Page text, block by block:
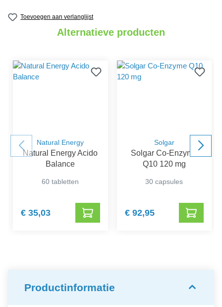
Toevoegen aan verlanglijst
Alternatieve producten
Natural Energy
Natural Energy Acido
Balance
60 tabletten
€ 35,03
Solgar
Solgar Co-Enzyme
Q10 120 mg
30 capsules
€ 92,95
Productinformatie